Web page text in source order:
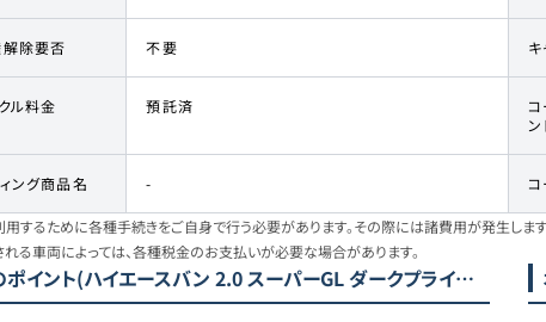
除要否 不要
ル料金 預託済
ン
ング商品名 -
するために各種手続きをご自身で行う必要があります。その際には諸費用が発生します
る車両によっては、各種税金のお支払いが必要な場合があります。
イント(ハイエースバン 2.0 スーパーGL ダークプライムⅡ)